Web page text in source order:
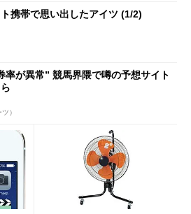
携帯で思い出したアイツ (1/2)
率が異常” 競馬界隈で噂の予想サイト
）